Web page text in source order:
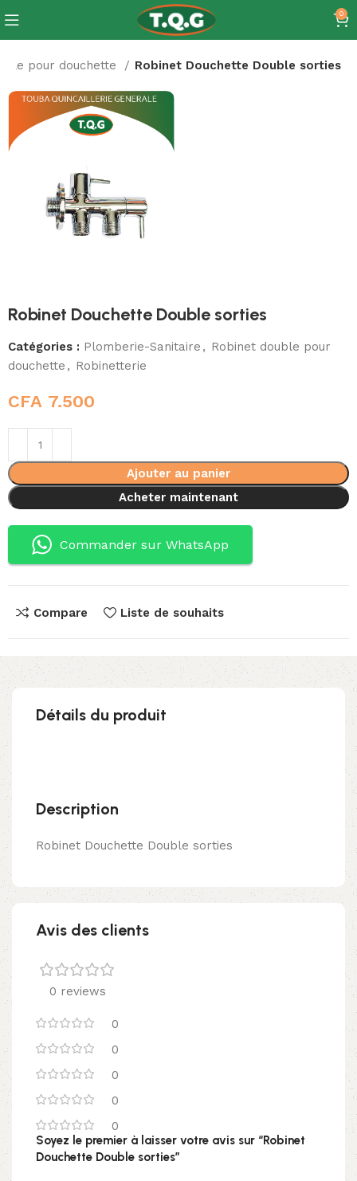
0
pour douchette Robinet Douchette Double sorties
Robinet Douchette Double sorties
Catégories : Plomberie-Sanitaire , Robinet double pour
douchette , Robinetterie
CFA 7.500
Ajouter au panier
Acheter maintenant
Commander sur WhatsApp
Compare Liste de souhaits
Détails du produit
Description
Robinet Douchette Double sorties
Avis des clients
0 reviews
0
0
0
0
0
Soyez le premier à laisser votre avis sur “Robinet
Douchette Double sorties”